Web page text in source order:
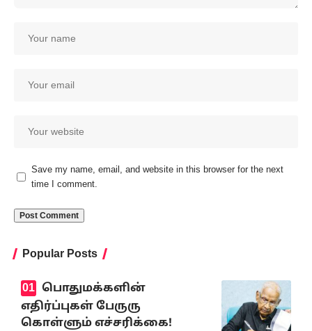
Save my name, email, and website in this browser for the next
time I comment.
Popular Posts
பொதுமக்களின்
எதிர்ப்புகள் பேருரு
கொள்ளும் எச்சரிக்கை!